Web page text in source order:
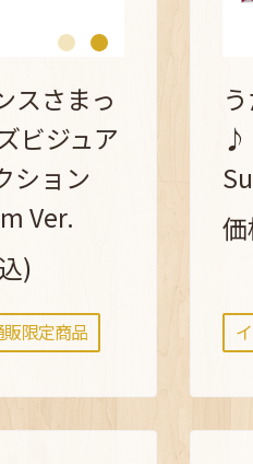
スさまっ
ビジュア
ション
Ver.
)
販限定商品
♪